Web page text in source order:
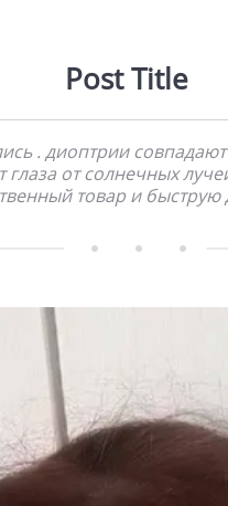
Post Title
. диоптрии
от солнечных
товар и быструю